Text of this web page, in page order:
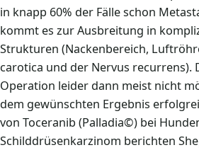
in knapp 60% der Fälle schon
kommt es zur Ausbreitung in
Strukturen (Nackenbereich,
carotica und der Nervus recurrens).
Operation leider dann meist nicht
dem gewünschten Ergebnis
von Toceranib (Palladia©) bei
Schilddrüsenkarzinom berichten